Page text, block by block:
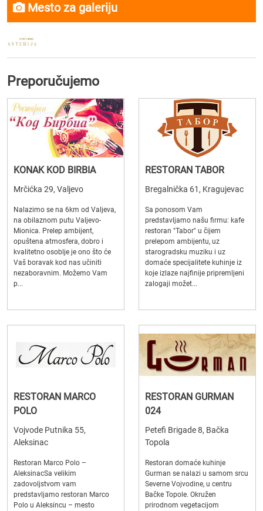
Mesto za galeriju
Preporučujemo
KONAK KOD BIRBIA
Mrčićka 29, Valjevo
Nalazimo se na 6km od Valjeva,
na obilaznom putu Valjevo-
Mionica. Prelep ambijent,
opuštena atmosfera, dobro i
kvalitetno osoblje je ono što će
Vaš boravak kod nas učiniti
nezaboravnim. Možemo Vam
p...
RESTORAN TABOR
Bregalnička 61, Kragujevac
Sa ponosom Vam
predstavljamo našu firmu: kafe
restoran "Tabor" u čijem
prelepom ambijentu, uz
starogradsku muziku i uz
domaće specijalitete kuhinje iz
koje izlaze najfinije pripremljeni
zalogaji možet...
RESTORAN MARCO
POLO
Vojvode Putnika 55,
Aleksinac
Restoran Marco Polo –
AleksinacSa velikim
zadovoljstvom vam
predstavljamo restoran Marco
Polo u Aleksincu – mesto
RESTORAN GURMAN
024
Petefi Brigade 8, Bačka
Topola
Restoran domaće kuhinje
Gurman se nalazi u samom srcu
Severne Vojvodine, u centru
Bačke Topole. Okružen
prirodnom vegetacijom